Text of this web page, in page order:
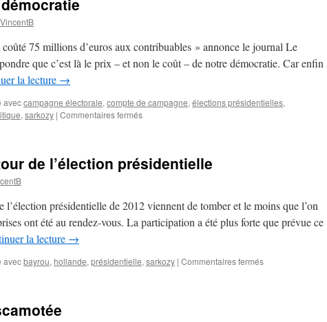
limites
de
la
VincentB
75 millions d’euros aux contribuables » annonce le journal Le
que c’est là le prix – et non le coût – de notre démocratie. Car enfin
la lecture →
aveccampagne électorale, compte de campagne, élections présidentielles,
, sarkozy | Commentaires fermés
notre
de l’élection présidentielle
l’élection présidentielle de 2012 viennent de tomber et le moins que l’on
ont été au rendez-vous. La participation a été plus forte que prévue ce
la lecture →
avecbayrou, hollande, présidentielle, sarkozy | Commentaires fermés